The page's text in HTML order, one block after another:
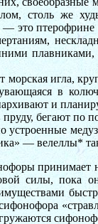
столь же
— это
морская игла,
в
и
бегают по
— велеллы*
принимает
силы, пока